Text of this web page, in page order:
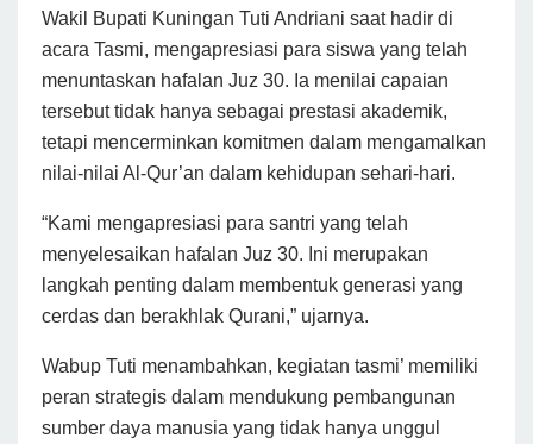
Wakil Bupati Kuningan Tuti Andriani saat hadir di
acara Tasmi, mengapresiasi para siswa yang telah
menuntaskan hafalan Juz 30. Ia menilai capaian
tersebut tidak hanya sebagai prestasi akademik,
tetapi mencerminkan komitmen dalam mengamalkan
nilai-nilai Al-Qur’an dalam kehidupan sehari-hari.
“Kami mengapresiasi para santri yang telah
menyelesaikan hafalan Juz 30. Ini merupakan
langkah penting dalam membentuk generasi yang
cerdas dan berakhlak Qurani,” ujarnya.
Wabup Tuti menambahkan, kegiatan tasmi’ memiliki
peran strategis dalam mendukung pembangunan
sumber daya manusia yang tidak hanya unggul